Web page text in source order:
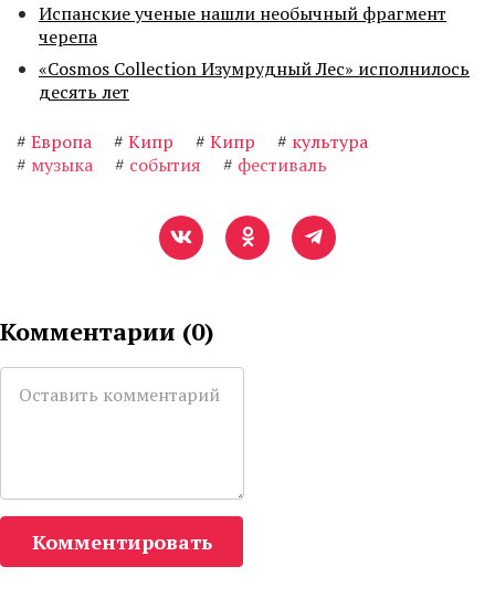
Испанские ученые нашли необычный фрагмент
черепа
«Cosmos Collection Изумрудный Лес» исполнилось
десять лет
# Европа # Кипр # Кипр # культура
# музыка # события # фестиваль
Комментарии (0)
Комментировать